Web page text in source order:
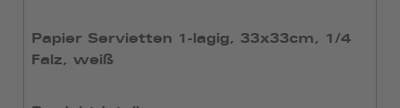
Papier Servietten 1-lagig, 33x33cm, 1/4
Falz, weiß